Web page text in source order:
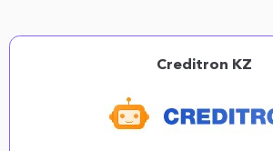
Creditron KZ